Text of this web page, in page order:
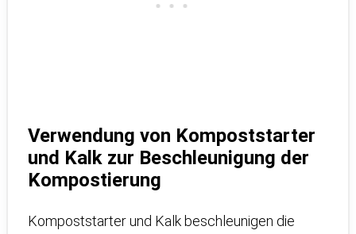
Verwendung von Kompoststarter
und Kalk zur Beschleunigung der
Kompostierung
Kompoststarter und Kalk beschleunigen die